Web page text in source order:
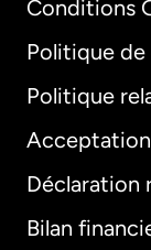
Conditions
Politique
Politique
Déclaration
Bilan